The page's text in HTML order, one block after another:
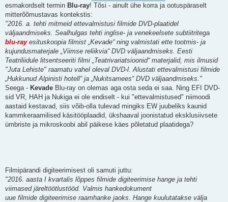
s
esmakordselt termin Blu-ray! Tõsi - ainult ühe korra ja ootuspäraselt
mitterõõmustavas kontekstis:
"2016. a. tehti mitmeid ettevalmistusi filmide DVD-plaatidel
väljaandmiseks. Sealhulgas tehti inglise- ja venekeelsete subtiitritega
blu-rayesituskoopia filmist „Kevade“ ning valmistati ette tootmis- ja
kujundusmaterjale „Viimse reliikvia“ DVD väljaandmiseks. Eesti
Teatriliidule litsentseeriti filmi „Teatrivariatsioonid“ materjalid, mis ilmusid
"Juta Lehiste" raamatu vahel oleval DVD-l. Alustati ettevalmistusi filmide
„Hukkunud Alpinisti hotell“ ja „Nukitsamees“ DVD väljaandmiseks."
Seega - Kevade Blu-ray on olemas aga osta seda ei saa. Ning EFI DVD-
sid VR, HAH ja Nukiga ei ole endiselt - kui "ettevalmistused" niimoodi
aastaid kestavad, siis võib-olla tulevad mingiks EW juubeliks kaunid
kammkeraamilised käsitööplaadid, ükshaaval joonistatud eksklusiivsete
ümbriste ja mikroskoobi abil päikese käes põletatud plaatidega?
Filmipärandi digiteerimisest oli samuti juttu:
"2016. aasta I kvartalis lõppes filmide digiteerimise hange ja tehti
viimased järeltöötlustööd. Valmis hankedokument
uue filmide digiteerimise raamhanke jaoks. Hange kuulutatakse välja